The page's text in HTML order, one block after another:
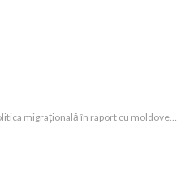
migrațională în raport cu moldovenii